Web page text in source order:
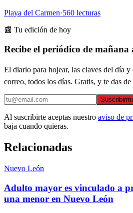
Playa del Carmen·560 lecturas
📰 Tu edición de hoy
Recibe el periódico de mañana
El diario para hojear, las claves del día
correo, todos los días. Gratis, y te das
Al suscribirte aceptas nuestro aviso de
baja cuando quieras.
Relacionadas
Nuevo León
Adulto mayor es vinculado a
una menor en Nuevo León